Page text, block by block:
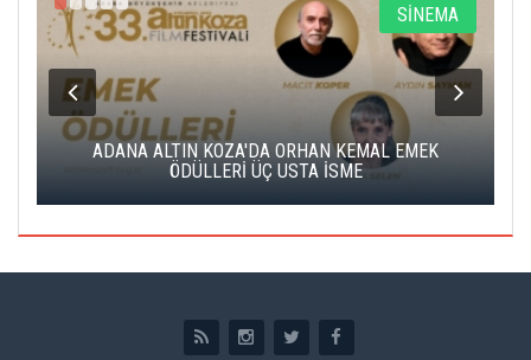
SİNEMA
ADANA ALTIN KOZA'DA ORHAN KEMAL EMEK
ÖDÜLLERİ ÜÇ USTA İSME